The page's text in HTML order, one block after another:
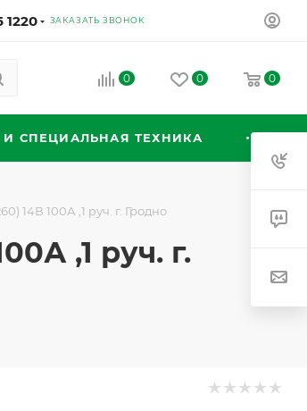
1220 ЗАКАЗАТЬ ЗВОНОК
0 0 0
СПЕЦИАЛЬНАЯ ТЕХНИКА
14В 100А ,1 руч. г. Гродно
,1 руч. г.